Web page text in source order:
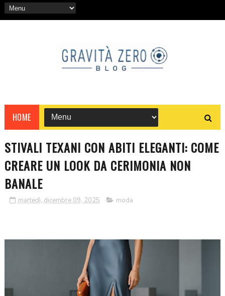
HOME
STIVALI TEXANI CON ABITI ELEGANTI: COME
CREARE UN LOOK DA CERIMONIA NON
BANALE
martedì, dicembre 09, 2025 moda